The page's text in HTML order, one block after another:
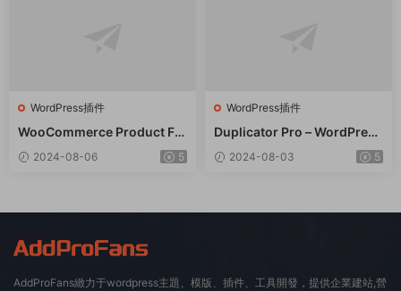
WordPress插件
WooCommerce Product Filt
er 商品篩選器WordPress插
件 – v8.3.0
2024-08-06 5
WordPress插件
Duplicator Pro – WordPress
備份遷移WordPress插件 – v
4.5.15
2024-08-03 5
AddProFans緻力于wordpress主題、模版、插件、工具開發，提供企業建站,營